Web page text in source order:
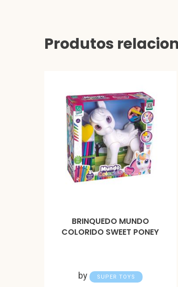
Produtos
BRINQUEDO MUNDO
COLORIDO SWEET PONEY
by SUPER TOYS